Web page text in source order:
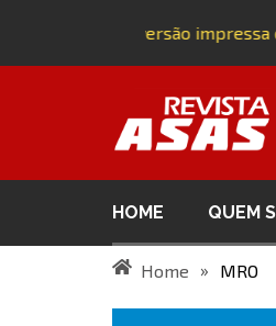
Adquira a versão impressa
HOME QUEM
Home » MRO